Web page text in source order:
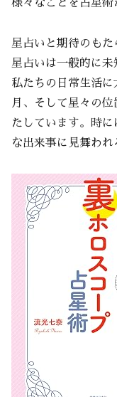
様々なことを占星術
星占いと期待のもた
星占いは一般的に
私たちの日常生活に
月、そして星々の
たしています。時
な出来事に見舞われ